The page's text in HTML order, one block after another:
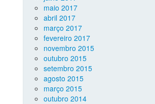
maio 2017
abril 2017
março 2017
fevereiro 2017
novembro 2015
outubro 2015
setembro 2015
agosto 2015
março 2015
outubro 2014